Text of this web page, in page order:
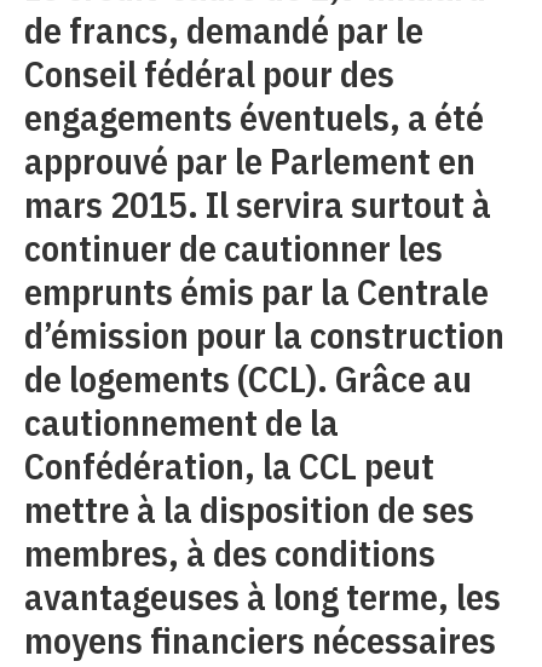
de francs, demandé par le
Conseil fédéral pour des
engagements éventuels, a été
approuvé par le Parlement en
mars 2015. Il servira surtout à
continuer de cautionner les
emprunts émis par la Centrale
d’émission pour la construction
de logements (CCL). Grâce au
cautionnement de la
Confédération, la CCL peut
mettre à la disposition de ses
membres, à des conditions
avantageuses à long terme, les
moyens financiers nécessaires